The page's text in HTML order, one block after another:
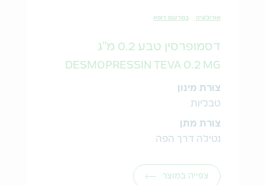
אורולוגיה במרשם רופא
דסמופרסין טבע 0.2 מ"ג
DESMOPRESSIN TEVA 0.2 MG
צורת מינון
טבליות
צורת מתן
נטילה דרך הפה
צפייה במוצר